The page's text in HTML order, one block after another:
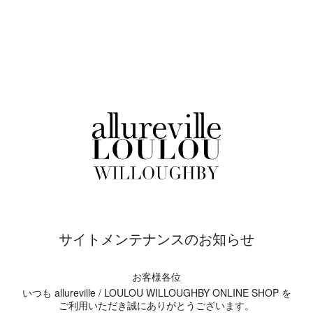
サイトメンテナンスのお知らせ
お客様各位
いつも allureville / LOULOU WILLOUGHBY ONLINE SHOP を
ご利用いただき誠にありがとうございます。